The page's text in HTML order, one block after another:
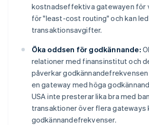
kostnadseffektiva gatewayen för
för "least-cost routing" och kan
transaktionsavgifter.
Öka oddsen för godkännande:
relationer med finansinstitut och
påverkar
en gateway med höga
USA inte presterar lika bra med
transaktioner över flera
godkännandefrekvenser.